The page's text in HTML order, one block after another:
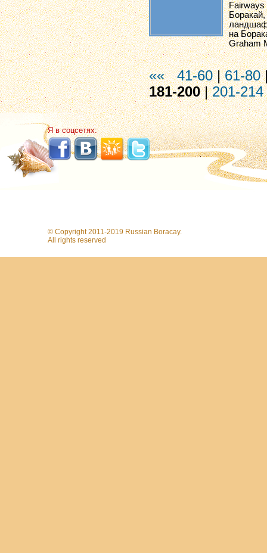
Fairways
на
Graham
«« 41-60|61-80
181-200|201-214
Я в соцсетях:
© Copyright 2011-2019 Russian Boracay.
All rights reserved